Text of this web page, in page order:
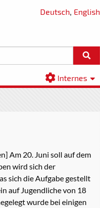
Deutsch, English
Internes
Am 20. Juni soll auf dem
wird sich der
sich die Aufgabe gestellt
auf Jugendliche von 18
wurde bei einigen